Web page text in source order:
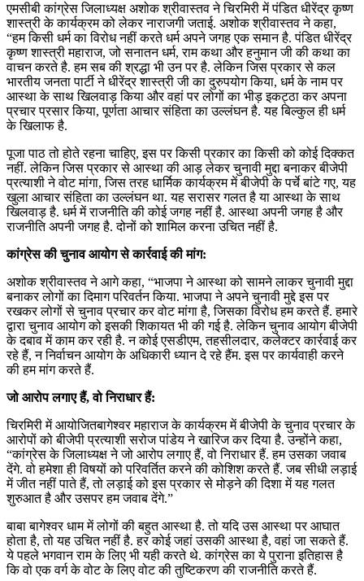
एमसीबी कांग्रेस जिलाध्यक्ष अशोक श्रीवास्तव ने चिरमिरी में पंडित धीरेंद्र कृष्ण
शास्त्री के कार्यक्रम को लेकर नाराजगी जताई. अशोक श्रीवास्तव ने कहा,
“हम किसी धर्म का विरोध नहीं करते धर्म अपने जगह एक समान है. पंडित धीरेंद्र
कृष्ण शास्त्री महाराज, जो सनातन धर्म, राम कथा और हनुमान जी की कथा का
वाचन करते है. हम सब की श्रद्धा भी उन पर है. लेकिन जिस प्रकार से कल
भारतीय जनता पार्टी ने धीरेंद्र शास्त्री जी का दुरुपयोग किया, धर्म के नाम पर
आस्था के साथ खिलवाड़ किया और वहां पर लोगों का भीड़ इकट्ठा कर अपना
प्रचार प्रसार किया, पूर्णता आचार संहिता का उल्लंघन है. यह बिल्कुल ही धर्म
के खिलाफ है.
पूजा पाठ तो होते रहना चाहिए, इस पर किसी प्रकार का किसी को कोई दिक्कत
नहीं. लेकिन जिस प्रकार से आस्था की आड़ लेकर चुनावी मुद्दा बनाकर बीजेपी
प्रत्याशी ने वोट मांगा, जिस तरह धार्मिक कार्यक्रम में बीजेपी के पर्चे बांटे गए, यह
खुला आचार संहिता का उल्लंघन था. यह सरासर गलत है या आस्था के साथ
खिलवाड़ है. धर्म में राजनीति की कोई जगह नहीं है. आस्था अपनी जगह है और
राजनीति अपनी जगह है. दोनों को शामिल करना उचित नहीं है.
कांग्रेस की चुनाव आयोग से कार्रवाई की मांग:
अशोक श्रीवास्तव ने आगे कहा, “भाजपा ने आस्था को सामने लाकर चुनावी मुद्दा
बनाकर लोगों का दिमाग परिवर्तन किया. भाजपा ने अपने चुनावी मुद्दे इस पर
रखकर लोगों से चुनाव प्रचार कर वोट मांगा है, जिसका विरोध हम करते हैं. हमारे
द्वारा चुनाव आयोग को इसकी शिकायत भी की गई है. लेकिन चुनाव आयोग बीजेपी
के दबाव में काम कर रही है. न कोई एसडीएम, तहसीलदार, कलेक्टर कार्रवाई कर
रहे हैं, न निर्वाचन आयोग के अधिकारी ध्यान दे रहे हैंम. इस पर कार्यवाही करने
की हम मांग करते हैं.
जो आरोप लगाए हैं, वो निराधार हैं:
चिरमिरी में आयोजितबागेश्वर महाराज के कार्यक्रम में बीजेपी के चुनाव प्रचार के
आरोपों को बीजेपी प्रत्याशी सरोज पांडेय ने खारिज कर दिया है. उन्होंने कहा,
“कांग्रेस के जिलाध्यक्ष ने जो आरोप लगाए हैं, वो निराधार हैं. हम उसका जवाब
देंगे. वो हमेशा ही विषयों को परिवर्तित करने की कोशिश करते हैं. जब सीधी लड़ाई
में जीत नहीं पाते हैं, तो लड़ाई को इस प्रकार से मोड़ने की दिशा में यह गलत
शुरुआत है और उसपर हम जवाब देंगे.”
बाबा बागेश्वर धाम में लोगों की बहुत आस्था है. तो यदि उस आस्था पर आघात
होता है, तो यह उचित नहीं है. हर कोई जहां उसकी आस्था है, वहां जा सकते हैं.
ये पहले भगवान राम के लिए भी यही करते थे. कांग्रेस का ये पुराना इतिहास है
कि वो एक वर्ग के वोट के लिए वोट की तुष्टिकरण की राजनीति करते हैं.